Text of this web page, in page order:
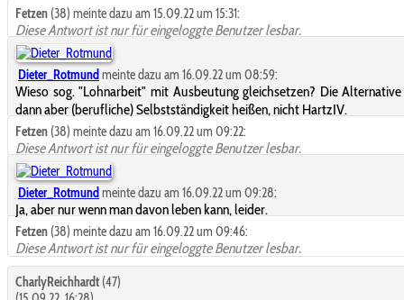
Fetzen (38) meinte dazu am 15.09.22 um 15:31:
Diese Antwort ist nur für eingeloggte Benutzer lesbar.
Dieter_Rotmund meinte dazu am 16.09.22 um 08:59:
Wieso sog. "Lohnarbeit" mit Ausbeutung gleichsetzen? Die
dann aber (berufliche) Selbstständigkeit heißen, nicht HartzIV.
Fetzen (38) meinte dazu am 16.09.22 um 09:22:
Diese Antwort ist nur für eingeloggte Benutzer lesbar.
Dieter_Rotmund meinte dazu am 16.09.22 um 09:28:
Ja, aber nur wenn man davon leben kann, leider.
Fetzen (38) meinte dazu am 16.09.22 um 09:46:
Diese Antwort ist nur für eingeloggte Benutzer lesbar.
CharlyReichhardt (47)